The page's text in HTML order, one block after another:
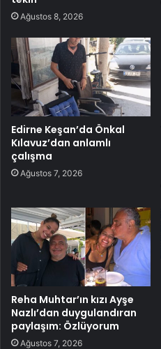
Ağustos 8, 2026
Edirne Keşan’da Önkal
Kılavuz’dan anlamlı
çalışma
Ağustos 7, 2026
Reha Muhtar’ın kızı Ayşe
Nazlı’dan duygulandıran
paylaşım: Özlüyorum
Ağustos 7, 2026